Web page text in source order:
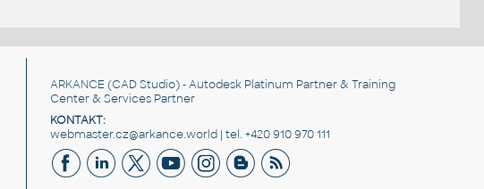
ARKANCE (CAD Studio) - Autodesk Platinum Partner & Training
Center & Services Partner
KONTAKT:
webmaster.cz@arkance.world | tel. +420 910 970 111